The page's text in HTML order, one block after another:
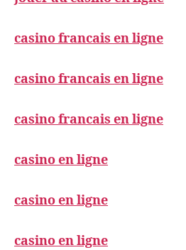
casino francais en ligne
casino francais en ligne
casino francais en ligne
casino en ligne
casino en ligne
casino en ligne